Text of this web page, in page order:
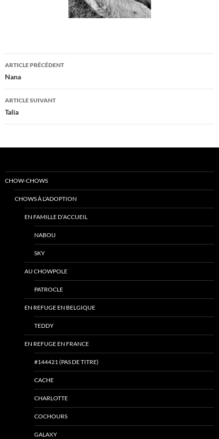
Navigation
des
articles
ARTICLE PRÉCÉDENT
Nana
ARTICLE SUIVANT
Talia
CHOW-CHOWS
CHOWS À L’ADOPTION
EN FAMILLE D’ACCUEIL
NABOU
SKY
AU CHOWPOLE
PATROCLE
EN REFUGE EN BELGIQUE
TEDDY
EN REFUGE EN FRANCE
#144421 (PAS DE TITRE)
CACHE
CHARLOTTE
COCHOURS
GALAXY